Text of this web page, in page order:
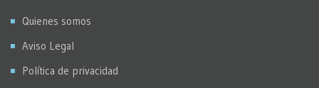
Quienes somos
Aviso Legal
Política de privacidad